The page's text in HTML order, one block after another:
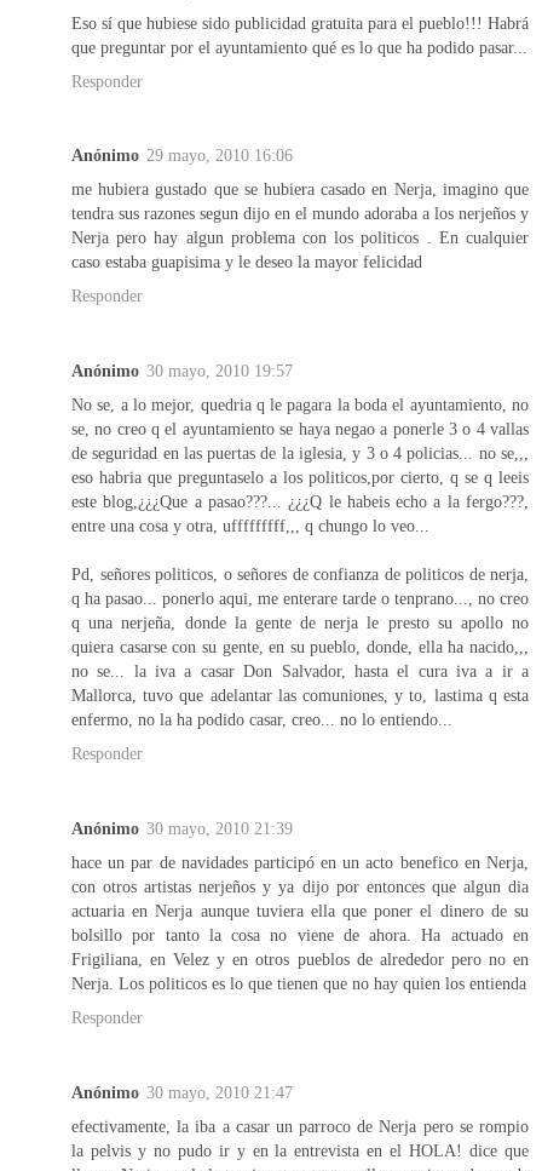
Eso sí que hubiese sido publicidad gratuita para el pueblo!!! Habrá
que preguntar por el ayuntamiento qué es lo que ha podido pasar...
Responder
Anónimo 29 mayo, 2010 16:06
me hubiera gustado que se hubiera casado en Nerja, imagino que
tendra sus razones segun dijo en el mundo adoraba a los nerjeños y
Nerja pero hay algun problema con los politicos . En cualquier
caso estaba guapisima y le deseo la mayor felicidad
Responder
Anónimo 30 mayo, 2010 19:57
No se, a lo mejor, quedria q le pagara la boda el ayuntamiento, no
se, no creo q el ayuntamiento se haya negao a ponerle 3 o 4 vallas
de seguridad en las puertas de la iglesia, y 3 o 4 policias... no se,,,
eso habria que preguntaselo a los politicos,por cierto, q se q leeis
este blog,¿¿¿Que a pasao???... ¿¿¿Q le habeis echo a la fergo???,
entre una cosa y otra, ufffffffff,,, q chungo lo veo...
Pd, señores politicos, o señores de confianza de politicos de nerja,
q ha pasao... ponerlo aqui, me enterare tarde o tenprano..., no creo
q una nerjeña, donde la gente de nerja le presto su apollo no
quiera casarse con su gente, en su pueblo, donde, ella ha nacido,,,
no se... la iva a casar Don Salvador, hasta el cura iva a ir a
Mallorca, tuvo que adelantar las comuniones, y to, lastima q esta
enfermo, no la ha podido casar, creo... no lo entiendo...
Responder
Anónimo 30 mayo, 2010 21:39
hace un par de navidades participó en un acto benefico en Nerja,
con otros artistas nerjeños y ya dijo por entonces que algun dia
actuaria en Nerja aunque tuviera ella que poner el dinero de su
bolsillo por tanto la cosa no viene de ahora. Ha actuado en
Frigiliana, en Velez y en otros pueblos de alrededor pero no en
Nerja. Los politicos es lo que tienen que no hay quien los entienda
Responder
Anónimo 30 mayo, 2010 21:47
efectivamente, la iba a casar un parroco de Nerja pero se rompio
la pelvis y no pudo ir y en la entrevista en el HOLA! dice que